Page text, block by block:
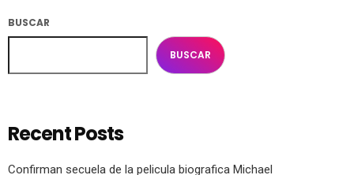
BUSCAR
BUSCAR
Recent Posts
Confirman secuela de la pelicula biografica Michael